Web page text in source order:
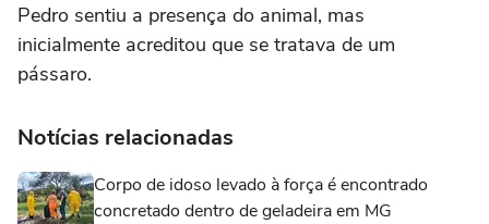
Pedro sentiu a presença do animal, mas
inicialmente acreditou que se tratava de um
pássaro.
Notícias relacionadas
Corpo de idoso levado à força é encontrado
concretado dentro de geladeira em MG